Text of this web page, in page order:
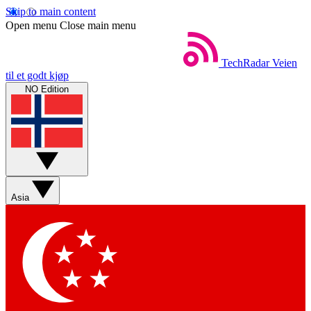
Skip to main content
Open menu Close main menu
TechRadar Veien
til et godt kjøp
NO Edition
Asia